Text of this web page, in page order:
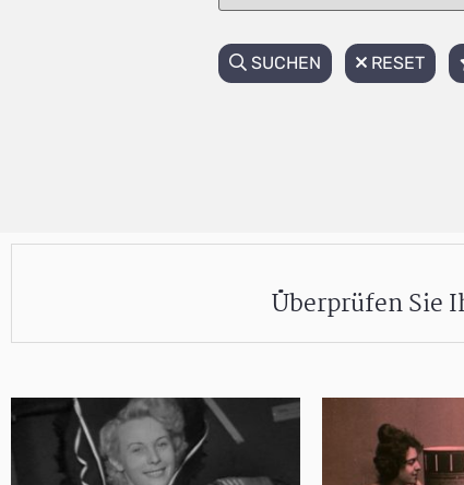
SUCHEN RESET
Überprüfen Sie